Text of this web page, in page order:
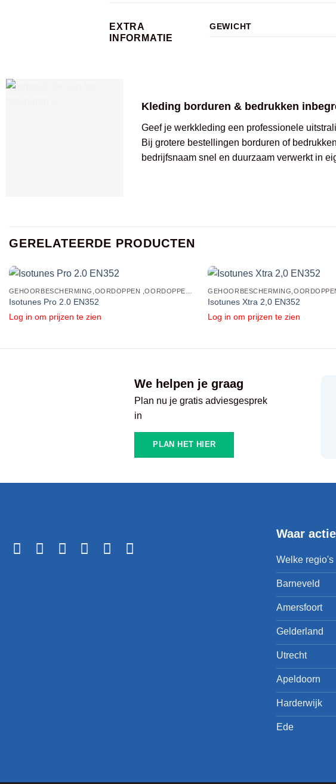
EXTRA
INFORMATIE
GEWICHT
Kleding borduren & bedrukken
Geef je werkkleding een professionele
Bij grotere bestellingen borduren of
bedrijfsnaam snel en duurzaam verwerkt in
GERELATEERDE PRODUCTEN
Isotunes Pro 2.0 EN352
Log in om prijzen te zien
Isotunes Xtra 2,0 EN352
Log in om prijzen te zien
We helpen je graag
Plan nu je gratis adviesgesprek
in
PLAN HET HIER
Waar
Welke regio's
Barneveld
Amersfoort
Gelderland
Utrecht
Apeldoorn
Harderwijk
Ede